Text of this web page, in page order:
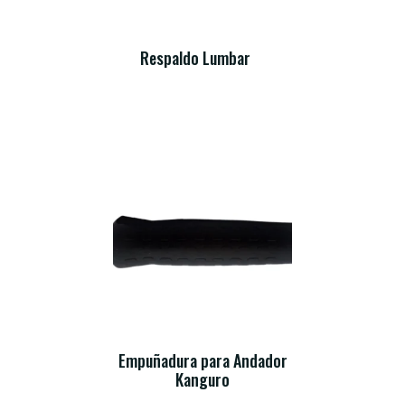
Respaldo Lumbar
Empuñadura para Andador
Kanguro